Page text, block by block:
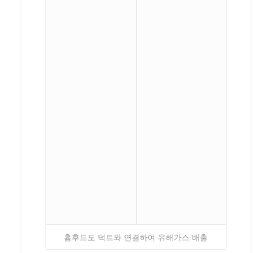
흄후드도 덕트와 연결하여 유해가스 배출